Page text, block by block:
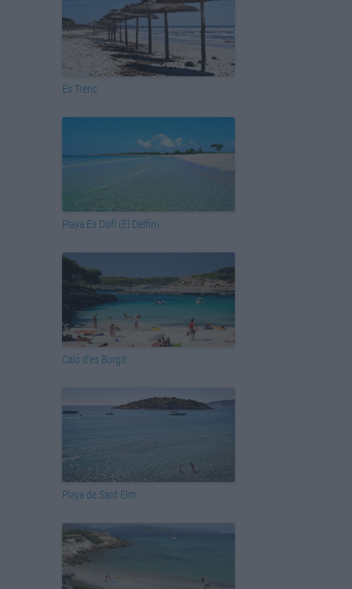
Es Trenc
Playa Es Dofí (El Delfín)
Caló d’es Burgit
Playa de Sant Elm